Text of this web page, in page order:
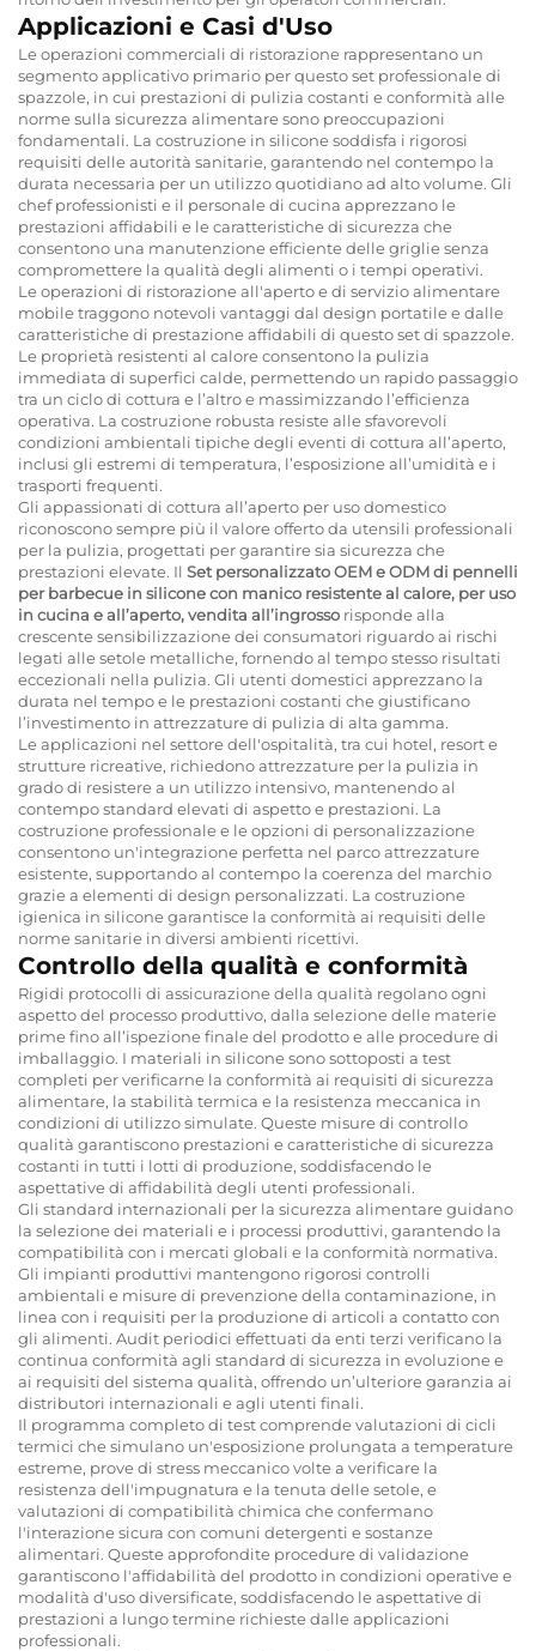
Applicazioni e Casi d'Uso
Le operazioni commerciali di ristorazione rappresentano un
segmento applicativo primario per questo set professionale di
spazzole, in cui prestazioni di pulizia costanti e conformità alle
norme sulla sicurezza alimentare sono preoccupazioni
fondamentali. La costruzione in silicone soddisfa i rigorosi
requisiti delle autorità sanitarie, garantendo nel contempo la
durata necessaria per un utilizzo quotidiano ad alto volume. Gli
chef professionisti e il personale di cucina apprezzano le
prestazioni affidabili e le caratteristiche di sicurezza che
consentono una manutenzione efficiente delle griglie senza
compromettere la qualità degli alimenti o i tempi operativi.
Le operazioni di ristorazione all'aperto e di servizio alimentare
mobile traggono notevoli vantaggi dal design portatile e dalle
caratteristiche di prestazione affidabili di questo set di spazzole.
Le proprietà resistenti al calore consentono la pulizia
immediata di superfici calde, permettendo un rapido passaggio
tra un ciclo di cottura e l’altro e massimizzando l’efficienza
operativa. La costruzione robusta resiste alle sfavorevoli
condizioni ambientali tipiche degli eventi di cottura all’aperto,
inclusi gli estremi di temperatura, l’esposizione all’umidità e i
trasporti frequenti.
Gli appassionati di cottura all’aperto per uso domestico
riconoscono sempre più il valore offerto da utensili professionali
per la pulizia, progettati per garantire sia sicurezza che
prestazioni elevate. Il Set personalizzato OEM e ODM di pennelli
per barbecue in silicone con manico resistente al calore, per uso
in cucina e all’aperto, vendita all’ingrosso risponde alla
crescente sensibilizzazione dei consumatori riguardo ai rischi
legati alle setole metalliche, fornendo al tempo stesso risultati
eccezionali nella pulizia. Gli utenti domestici apprezzano la
durata nel tempo e le prestazioni costanti che giustificano
l’investimento in attrezzature di pulizia di alta gamma.
Le applicazioni nel settore dell'ospitalità, tra cui hotel, resort e
strutture ricreative, richiedono attrezzature per la pulizia in
grado di resistere a un utilizzo intensivo, mantenendo al
contempo standard elevati di aspetto e prestazioni. La
costruzione professionale e le opzioni di personalizzazione
consentono un'integrazione perfetta nel parco attrezzature
esistente, supportando al contempo la coerenza del marchio
grazie a elementi di design personalizzati. La costruzione
igienica in silicone garantisce la conformità ai requisiti delle
norme sanitarie in diversi ambienti ricettivi.
Controllo della qualità e conformità
Rigidi protocolli di assicurazione della qualità regolano ogni
aspetto del processo produttivo, dalla selezione delle materie
prime fino all’ispezione finale del prodotto e alle procedure di
imballaggio. I materiali in silicone sono sottoposti a test
completi per verificarne la conformità ai requisiti di sicurezza
alimentare, la stabilità termica e la resistenza meccanica in
condizioni di utilizzo simulate. Queste misure di controllo
qualità garantiscono prestazioni e caratteristiche di sicurezza
costanti in tutti i lotti di produzione, soddisfacendo le
aspettative di affidabilità degli utenti professionali.
Gli standard internazionali per la sicurezza alimentare guidano
la selezione dei materiali e i processi produttivi, garantendo la
compatibilità con i mercati globali e la conformità normativa.
Gli impianti produttivi mantengono rigorosi controlli
ambientali e misure di prevenzione della contaminazione, in
linea con i requisiti per la produzione di articoli a contatto con
gli alimenti. Audit periodici effettuati da enti terzi verificano la
continua conformità agli standard di sicurezza in evoluzione e
ai requisiti del sistema qualità, offrendo un’ulteriore garanzia ai
distributori internazionali e agli utenti finali.
Il programma completo di test comprende valutazioni di cicli
termici che simulano un'esposizione prolungata a temperature
estreme, prove di stress meccanico volte a verificare la
resistenza dell'impugnatura e la tenuta delle setole, e
valutazioni di compatibilità chimica che confermano
l'interazione sicura con comuni detergenti e sostanze
alimentari. Queste approfondite procedure di validazione
garantiscono l'affidabilità del prodotto in condizioni operative e
modalità d'uso diversificate, soddisfacendo le aspettative di
prestazioni a lungo termine richieste dalle applicazioni
professionali.